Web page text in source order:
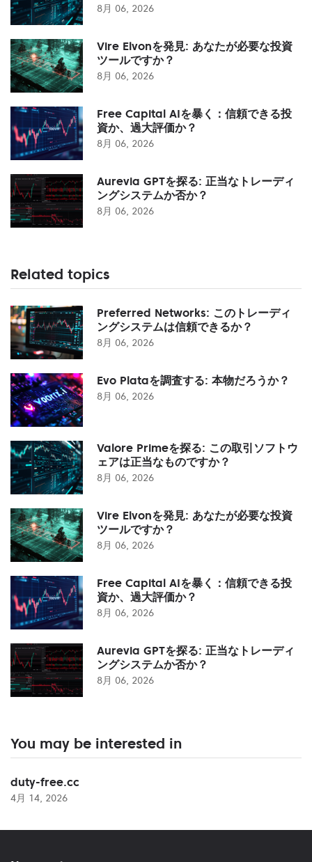
8月 06, 2026
Vire Elvonを発見: あなたが必要な投資
ツールですか？
8月 06, 2026
Free Capital AIを暴く：信頼できる投
資か、過大評価か？
8月 06, 2026
Aurevia GPTを探る: 正当なトレーディ
ングシステムか否か？
8月 06, 2026
Related topics
Preferred Networks: このトレーディ
ングシステムは信頼できるか？
8月 06, 2026
Evo Plataを調査する: 本物だろうか？
8月 06, 2026
Valore Primeを探る: この取引ソフトウ
ェアは正当なものですか？
8月 06, 2026
Vire Elvonを発見: あなたが必要な投資
ツールですか？
8月 06, 2026
Free Capital AIを暴く：信頼できる投
資か、過大評価か？
8月 06, 2026
Aurevia GPTを探る: 正当なトレーディ
ングシステムか否か？
8月 06, 2026
You may be interested in
duty-free.cc
4月 14, 2026